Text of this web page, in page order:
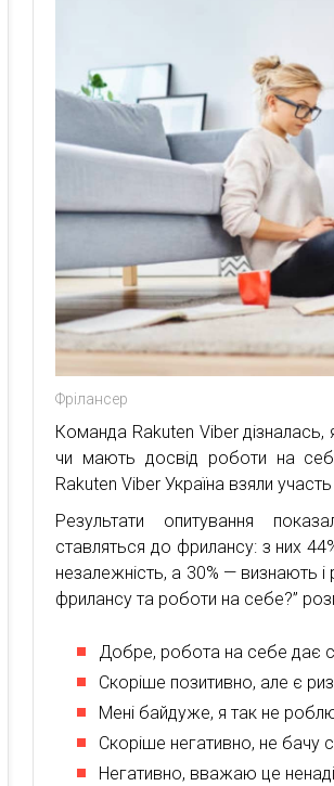
Фрілансер
Команда Rakuten Viber дізналась,
чи мають досвід роботи на
Rakuten Viber Україна взяли
Результати опитування
ставляться до фрилансу: з них
незалежність, а 30% — визнають і
фрилансу та роботи на себе?”
Добре, робота на себе дає
Скоріше позитивно, але є
Мені байдуже, я так не
Скоріше негативно, не бачу
Негативно, вважаю це